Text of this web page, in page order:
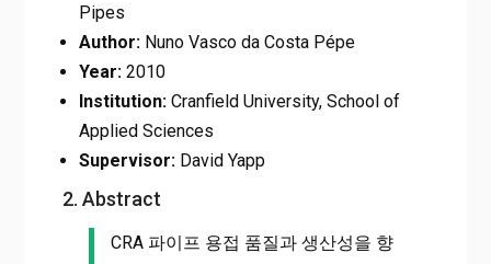
Pipes
Author:Nuno Vasco da Costa Pépe
Year:2010
Institution:Cranfield University, School of
Applied Sciences
Supervisor:David Yapp
2. Abstract
CRA 파이프 용접 품질과 생산성을 향